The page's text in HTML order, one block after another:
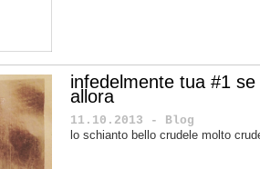
infedelmente tua #1
allora
11.10.2013 - Blog
lo schianto bello crudele molto